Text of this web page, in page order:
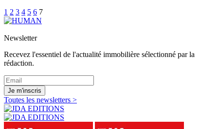
1 2 3 4 5 6 7
Newsletter
Recevez l'essentiel de l'actualité immobilière sélectionné par la
rédaction.
Je m'inscris
Toutes les newsletters >